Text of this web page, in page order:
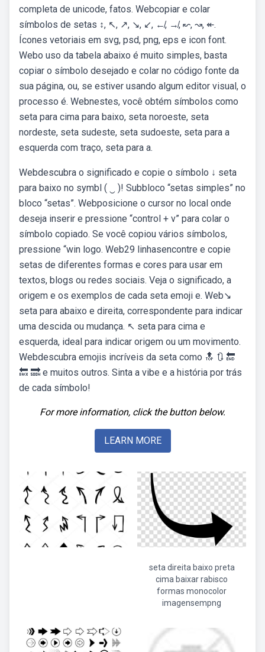
completa de unicode, fatos. Webcopiar e colar
símbolos de setas ↕, ↖, ↗, ↘, ↙, ↚, ↛, ↜, ↝, ↞.
Ícones vetoriais em svg, psd, png, eps e icon font.
Webo uso da tabela abaixo é muito simples, basta
copiar o símbolo desejado e colar no código fonte da
sua página, ou, se estiver usando algum editor visual, o
processo é. Webnestes, você obtém símbolos como
seta para cima para baixo, seta noroeste, seta
nordeste, seta sudeste, seta sudoeste, seta para a
esquerda com traço, seta para a.
Webdescubra o significado e copie o símbolo ↓ seta
para baixo no symbl ( ‿ )! Subbloco “setas simples” no
bloco “setas”. Webposicione o cursor no local onde
deseja inserir e pressione “control + v” para colar o
símbolo copiado. Se você copiou vários símbolos,
pressione “win logo. Web29 linhasencontre e copie
setas de diferentes formas e cores para usar em
textos, blogs ou redes sociais. Veja o significado, a
origem e os exemplos de cada seta emoji e. Web↘️
seta para abaixo e direita, correspondente para indicar
uma descida ou mudança. ↖️ seta para cima e
esquerda, ideal para indicar origem ou um movimento.
Webdescubra emojis incríveis da seta como ‭🔝 🔃 🔚
🔙 🔜‬ e muitos outros. Sinta a vibe e a história por trás
de cada símbolo!
For more information, click the button below.
LEARN MORE
seta direita baixo preta
cima baixar rabisco
formas monocolor
imagensempng